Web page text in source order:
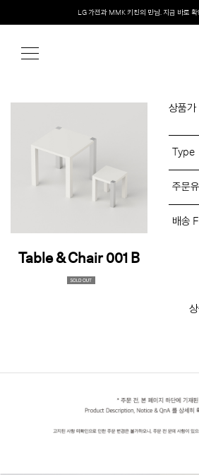
LG 가전과 MMK 키친의 만남. 지금 바로 확
Table & Chair 001 B
상품가
Type
주문
배송 F